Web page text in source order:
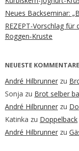
Neues Backseminar:
REZEPT-Vorschlag für
Roggen-Kruste
NEUESTE KOMMENTARE
André Hilbrunner zu
Sonja zu Brot selber
André Hilbrunner zu
Katinka zu Doppelback
André Hilbrunner zu